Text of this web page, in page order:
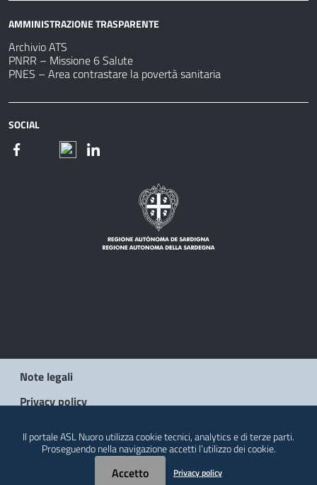
AMMINISTRAZIONE TRASPARENTE
Archivio ATS
PNRR – Missione 6 Salute
PNES – Area contrastare la povertà sanitaria
SOCIAL
Note legali
Privacy policy
Contatti
Il portale ASL Nuoro utilizza cookie tecnici, analytics e di terze parti.
Proseguendo nella navigazione accetti l’utilizzo dei cookie.
Accetto Privacy policy